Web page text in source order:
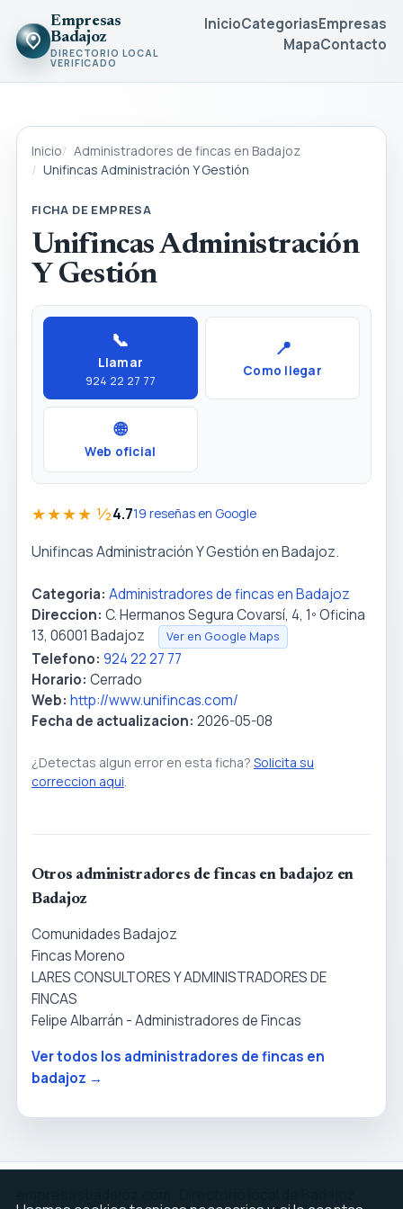
Empresas
Badajoz
DIRECTORIO LOCAL
VERIFICADO
InicioCategoriasEmpresas
MapaContacto
Inicio
Administradores de fincas en Badajoz
Unifincas Administración Y Gestión
FICHA DE EMPRESA
Unifincas Administración
Y Gestión
📞
Llamar
924 22 27 77
📍
Como llegar
🌐
Web oficial
★★★★ ½4.719 reseñas en Google
Unifincas Administración Y Gestión en Badajoz.
Categoria: Administradores de fincas en Badajoz
Direccion: C. Hermanos Segura Covarsí, 4, 1º Oficina
13, 06001 Badajoz
Ver en Google Maps
Telefono: 924 22 27 77
Horario: Cerrado
Web: http://www.unifincas.com/
Fecha de actualizacion: 2026-05-08
¿Detectas algun error en esta ficha? Solicita su
correccion aqui
Otros administradores de fincas en badajoz en
Badajoz
Comunidades Badajoz
Fincas Moreno
LARES CONSULTORES Y ADMINISTRADORES DE
FINCAS
Felipe Albarrán - Administradores de Fincas
Ver todos los administradores de fincas en
badajoz →